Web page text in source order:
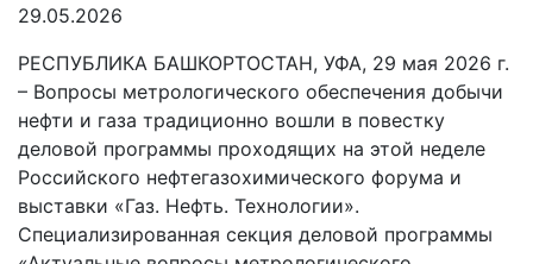
29.05.2026
РЕСПУБЛИКА БАШКОРТОСТАН, УФА, 29 мая 2026 г.
– Вопросы метрологического обеспечения добычи
нефти и газа традиционно вошли в повестку
деловой программы проходящих на этой неделе
Российского нефтегазохимического форума и
выставки «Газ. Нефть. Технологии».
Специализированная секция деловой программы